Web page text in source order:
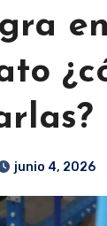
en
junio 4, 2026